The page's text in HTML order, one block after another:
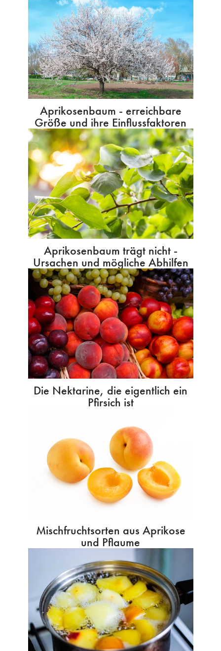
Aprikosenbaum - erreichbare
Größe und ihre Einflussfaktoren
Aprikosenbaum trägt nicht -
Ursachen und mögliche Abhilfen
Die Nektarine, die eigentlich ein
Pfirsich ist
Mischfruchtsorten aus Aprikose
und Pflaume